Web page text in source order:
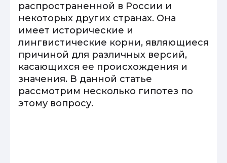
распространенной в России и
некоторых других странах. Она
имеет исторические и
лингвистические корни, являющиеся
причиной для различных версий,
касающихся ее происхождения и
значения. В данной статье
рассмотрим несколько гипотез по
этому вопросу.